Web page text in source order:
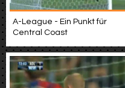
A-League - Ein Punkt für
Central Coast